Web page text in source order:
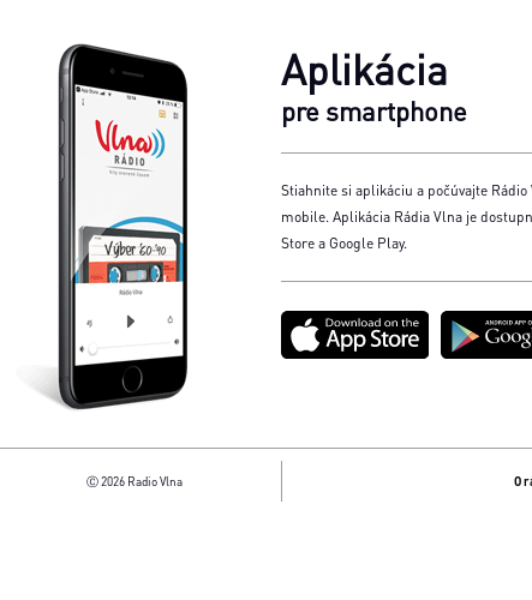
Aplikácia
pre smartphone
Stiahnite si aplikáciu a počúvajte Rádio
mobile. Aplikácia Rádia Vlna je
Store a Google Play.
Ⓒ 2026 Radio Vlna O